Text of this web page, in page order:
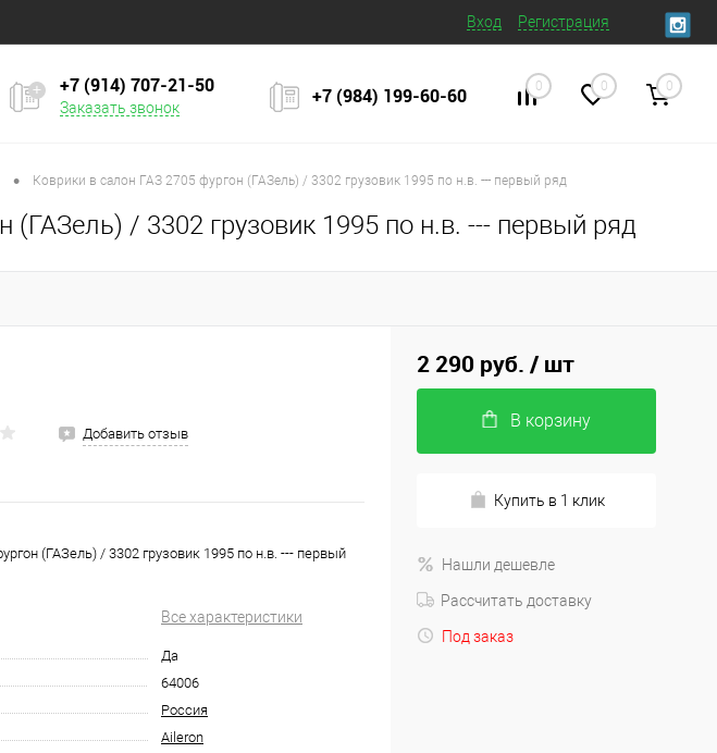
Вход Регистрация
+7 (914) 707‒21‒50
Заказать звонок +7 (984) 199‒60‒60 0 0 0
• Коврики в салон ГАЗ 2705 фургон (ГАЗель) / 3302 грузовик 1995 по н.в. --- первый ряд
(ГАЗель) / 3302 грузовик 1995 по н.в. --- первый ряд
Добавить отзыв
(ГАЗель) / 3302 грузовик 1995 по н.в. --- первый
Все характеристики
Да
64006
Россия
Aileron
2 290 руб. / шт
В корзину
Купить в 1 клик
Нашли дешевле
Рассчитать доставку
Под заказ